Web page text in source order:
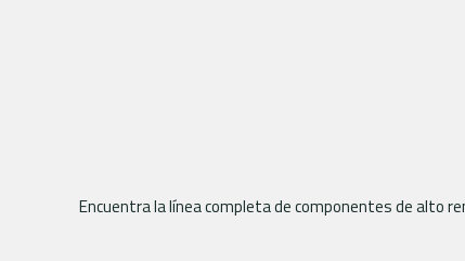
Encuentra la línea completa de componentes de alto